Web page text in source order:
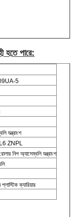
হতে পারে:
5
যন্ত্রাংশ
ZNPL
নিপ অ্যাসেম্বলি যন্ত্রাংশ
ক্যারিয়ার